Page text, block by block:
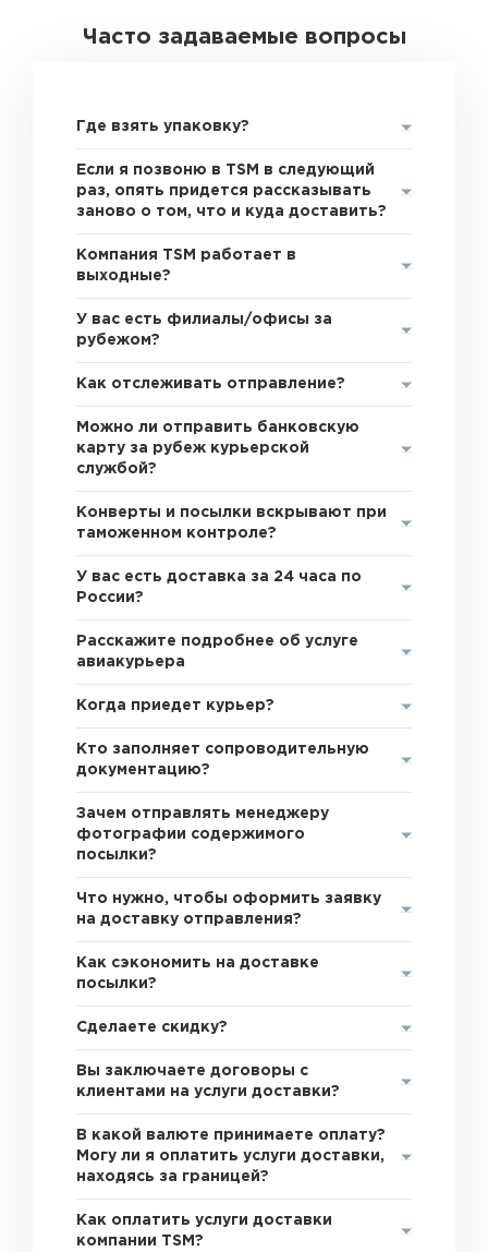
Часто задаваемые вопросы
Где взять упаковку?
Если я позвоню в TSM в следующий
раз, опять придется рассказывать
заново о том, что и куда доставить?
Компания TSM работает в
выходные?
У вас есть филиалы/офисы за
рубежом?
Как отслеживать отправление?
Можно ли отправить банковскую
карту за рубеж курьерской
службой?
Конверты и посылки вскрывают при
таможенном контроле?
У вас есть доставка за 24 часа по
России?
Расскажите подробнее об услуге
авиакурьера
Когда приедет курьер?
Кто заполняет сопроводительную
документацию?
Зачем отправлять менеджеру
фотографии содержимого
посылки?
Что нужно, чтобы оформить заявку
на доставку отправления?
Как сэкономить на доставке
посылки?
Сделаете скидку?
Вы заключаете договоры с
клиентами на услуги доставки?
В какой валюте принимаете оплату?
Могу ли я оплатить услуги доставки,
находясь за границей?
Как оплатить услуги доставки
компании TSM?